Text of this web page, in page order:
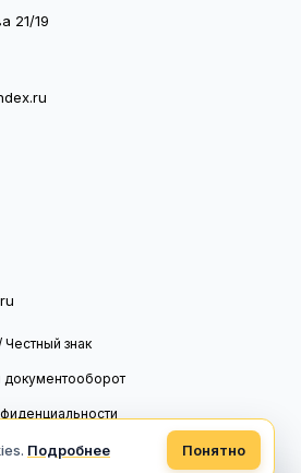
21/19
знак
документооборот
персональных данных
Подробнее Понятно